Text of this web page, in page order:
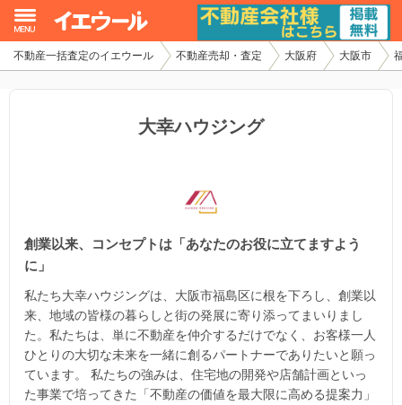
不動産一括査定のイエウール 不動産売却・査定 大阪府 大阪市
大幸ハウジング
創業以来、コンセプトは「あなたのお役に立てますよう
に」
私たち大幸ハウジングは、大阪市福島区に根を下ろし、創業以
来、地域の皆様の暮らしと街の発展に寄り添ってまいりまし
た。私たちは、単に不動産を仲介するだけでなく、お客様一人
ひとりの大切な未来を一緒に創るパートナーでありたいと願っ
ています。 私たちの強みは、住宅地の開発や店舗計画といっ
た事業で培ってきた「不動産の価値を最大限に高める提案力」
イエウール加盟希望の不動産会社様
家査定シミュレーター
お問い合わせ